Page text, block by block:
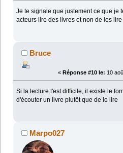
Je te signale que justement ce que je
acteurs lire des livres et non de les lire
Bruce
« Réponse #10 le: 10
Si la lecture t'est difficile, il existe le
d'écouter un livre plutôt que de le lire
Marpo027